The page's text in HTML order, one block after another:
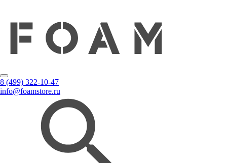
8 (499) 322-10-47
info@foamstore.ru